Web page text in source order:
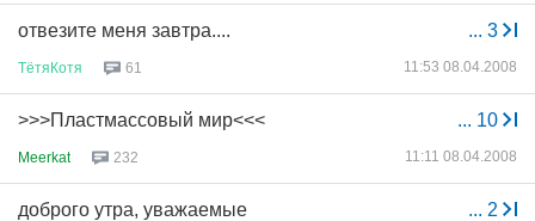
... 3
отвезите меня завтра....
ТётяКотя 61 11:53 08.04.2008
... 10
>>>Пластмассовый мир<<<
Meerkat 232 11:11 08.04.2008
... 2
доброго утра, уважаемые